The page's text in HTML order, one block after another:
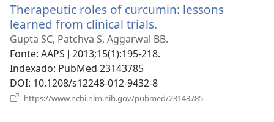
janela)
Therapeutic roles of curcumin: lessons
learned from clinical trials.
uma
nova
Gupta SC, Patchva S, Aggarwal BB.
Fonte‎: AAPS J 2013;15(1):195-218.
Indexado‎: PubMed 23143785
DOI‎: 10.1208/s12248-012-9432-8
https://www.ncbi.nlm.nih.gov/pubmed/23143785